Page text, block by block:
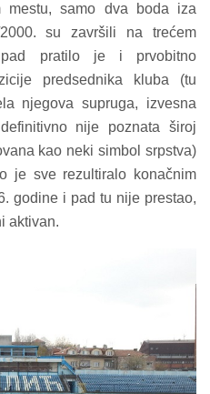
mestu, samo dva boda iza
su završili na trećem
pad pratilo je i prvobitno
predsednika kluba (tu
njegova supruga, izvesna
nije poznata široj
kao neki simbol srpstva)
je sve rezultiralo konačnim
godine i pad tu nije prestao,
aktivan.